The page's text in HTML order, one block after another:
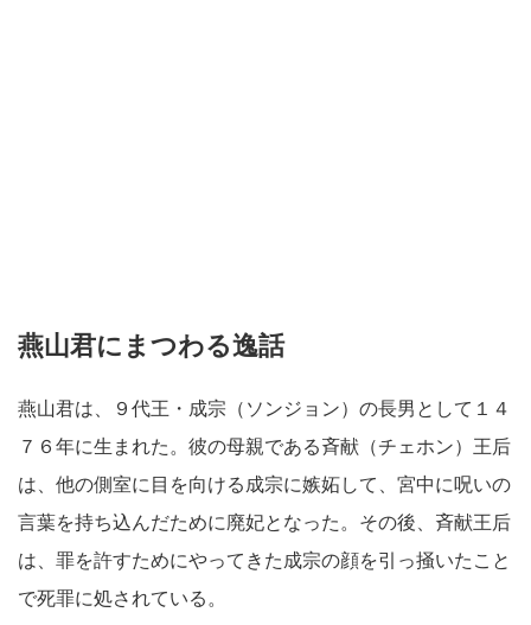
燕山君にまつわる逸話
燕山君は、９代王・成宗（ソンジョン）の長男として１４
７６年に生まれた。彼の母親である斉献（チェホン）王后
は、他の側室に目を向ける成宗に嫉妬して、宮中に呪いの
言葉を持ち込んだために廃妃となった。その後、斉献王后
は、罪を許すためにやってきた成宗の顔を引っ掻いたこと
で死罪に処されている。